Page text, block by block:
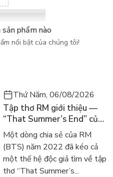
phẩm nào
nổi bật của chúng tôi!
Thứ Năm, 06/08/2026
Tập thơ RM giới thiệu —
“That Summer’s End” của
Lee Seong-bok ra mắt bản
tiếng Anh sau 4 năm gây
sốt
Một dòng chia sẻ của RM
(BTS) năm 2022 đã kéo cả
một thế hệ độc giả tìm về tập
thơ “That Summer’s...